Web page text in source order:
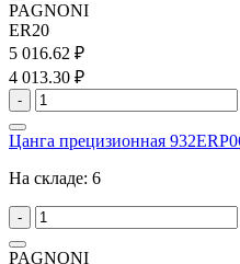
PAGNONI
ER20
5 016.62 ₽
4 013.30 ₽
-
Цанга прецизионная
На складе: 6
-
PAGNONI